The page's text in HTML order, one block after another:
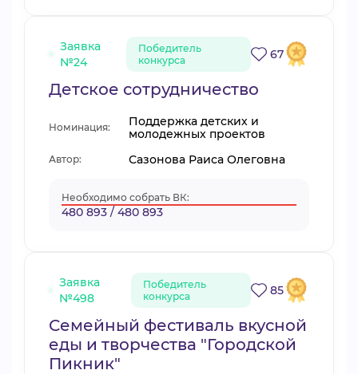
Заявка
№24
Победитель
конкурса
67
Детское сотрудничество
Номинация:
Поддержка детских и
молодежных проектов
Автор: Сазонова Раиса Олеговна
Необходимо собрать ВК:
480 893 / 480 893
Заявка
№498
Победитель
конкурса
85
Семейный фестиваль вкусной
еды и творчества "Городской
Пикник"